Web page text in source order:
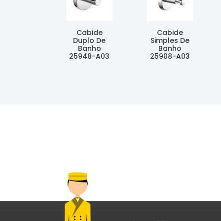
Cabide
Duplo De
Banho
25948-A03
Cabide
Simples De
Banho
25908-A03